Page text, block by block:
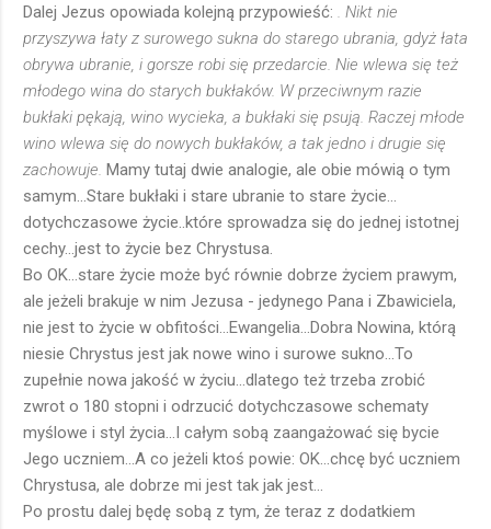
Dalej Jezus opowiada kolejną przypowieść: . Nikt nie
przyszywa łaty z surowego sukna do starego ubrania, gdyż łata
obrywa ubranie, i gorsze robi się przedarcie. Nie wlewa się też
młodego wina do starych bukłaków. W przeciwnym razie
bukłaki pękają, wino wycieka, a bukłaki się psują. Raczej młode
wino wlewa się do nowych bukłaków, a tak jedno i drugie się
zachowuje. Mamy tutaj dwie analogie, ale obie mówią o tym
samym...Stare bukłaki i stare ubranie to stare życie...
dotychczasowe życie..które sprowadza się do jednej istotnej
cechy...jest to życie bez Chrystusa.
Bo OK...stare życie może być równie dobrze życiem prawym,
ale jeżeli brakuje w nim Jezusa - jedynego Pana i Zbawiciela,
nie jest to życie w obfitości...Ewangelia...Dobra Nowina, którą
niesie Chrystus jest jak nowe wino i surowe sukno...To
zupełnie nowa jakość w życiu...dlatego też trzeba zrobić
zwrot o 180 stopni i odrzucić dotychczasowe schematy
myślowe i styl życia...I całym sobą zaangażować się bycie
Jego uczniem...A co jeżeli ktoś powie: OK...chcę być uczniem
Chrystusa, ale dobrze mi jest tak jak jest...
Po prostu dalej będę sobą z tym, że teraz z dodatkiem